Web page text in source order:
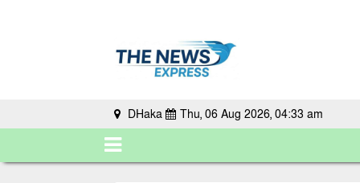
DHaka Thu, 06 Aug 2026, 04:33 am